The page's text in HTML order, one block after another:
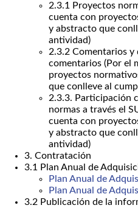
2.3.1 Proyectos
cuenta con
y abstracto que
antividad)
2.3.2 Comentarios y
comentarios (Por el
proyectos
que conlleve al
2.3.3. Participación
normas a través el
cuenta con
y abstracto que
antividad)
3. Contratación
3.1 Plan Anual de
Plan Anual de
Plan Anual de
3.2 Publicación de la